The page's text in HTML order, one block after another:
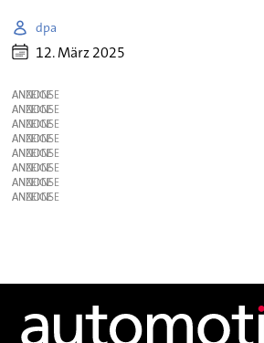
dpa
12. März 2025
ANZEIGE
ANZEIGE
ANZEIGE
ANZEIGE
ANZEIGE
ANZEIGE
ANZEIGE
ANZEIGE